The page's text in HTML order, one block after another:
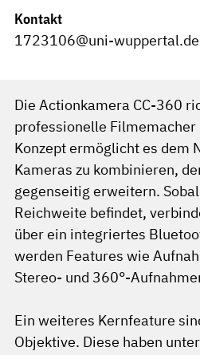
Kontakt
1723106@uni-wuppertal.de
Die Actionkamera CC-360
professionelle Filmemacher
Konzept ermöglicht es dem
Kameras zu kombinieren,
gegenseitig erweitern.
Reichweite befindet,
über ein integriertes
werden Features wie
Stereo- und 360°-
Ein weiteres Kernfeature
Objektive. Diese haben